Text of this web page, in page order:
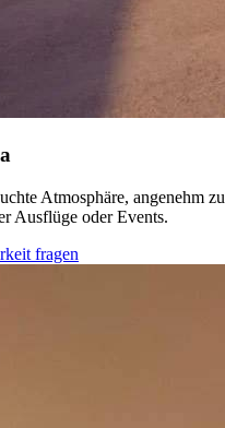
Atmosphäre, angenehm
Ausflüge oder Events.
fragen